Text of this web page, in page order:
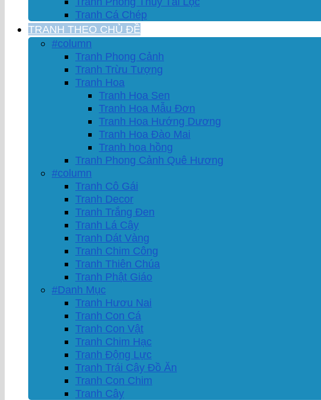
Tranh Cá Chép
TRANH THEO CHỦ ĐỀ
#column
Tranh Phong Cảnh
Tranh Trừu Tượng
Tranh Hoa
Tranh Hoa Sen
Tranh Hoa Mẫu Đơn
Tranh Hoa Hướng Dương
Tranh Hoa Đào Mai
Tranh hoa hồng
Tranh Phong Cảnh Quê Hương
#column
Tranh Cô Gái
Tranh Decor
Tranh Trắng Đen
Tranh Lá Cây
Tranh Dát Vàng
Tranh Chim Công
Tranh Thiên Chúa
Tranh Phật Giáo
#Danh Mục
Tranh Hươu Nai
Tranh Con Cá
Tranh Con Vật
Tranh Chim Hạc
Tranh Động Lực
Tranh Trái Cây Đồ Ăn
Tranh Con Chim
Tranh Cây